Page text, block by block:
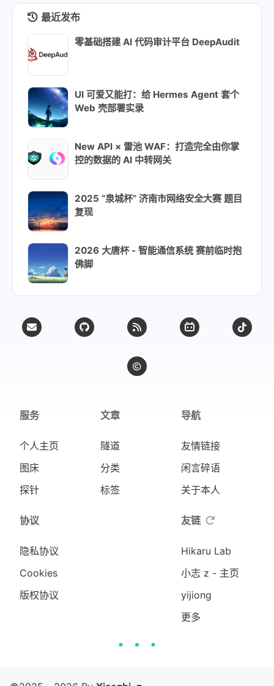
最近发布
零基础搭建 AI 代码审计平台 DeepAudit
UI 可爱又能打：给 Hermes Agent 套个
Web 壳部署实录
New API × 雷池 WAF：打造完全由你掌
控的数据的 AI 中转网关
2025 “泉城杯” 济南市网络安全大赛 题目
复现
2026 大唐杯 - 智能通信系统 赛前临时抱
佛脚
服务
个人主页
图床
探针
文章
隧道
分类
标签
导航
友情链接
闲言碎语
关于本人
协议
隐私协议
Cookies
版权协议
友链
Hikaru Lab
小志 z - 主页
yijiong
更多